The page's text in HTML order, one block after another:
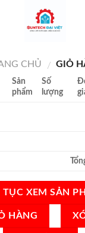
CHỦ / GIỎ
Sản
phẩm
Số
lượng
TỤC XEM SẢN